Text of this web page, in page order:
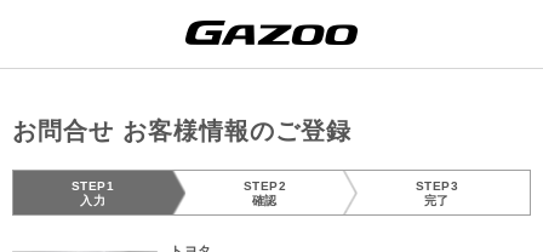
お問合せ お客様情報のご登録
STEP1
入力
STEP2
確認
STEP3
完了